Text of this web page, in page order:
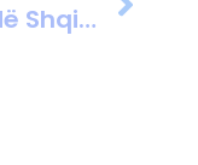
Moti Në Shqipëri Më 31 Maj 2025: Kthjellime Dhe Temperatura Të Këndshme Për Një Ditë Të Bukur